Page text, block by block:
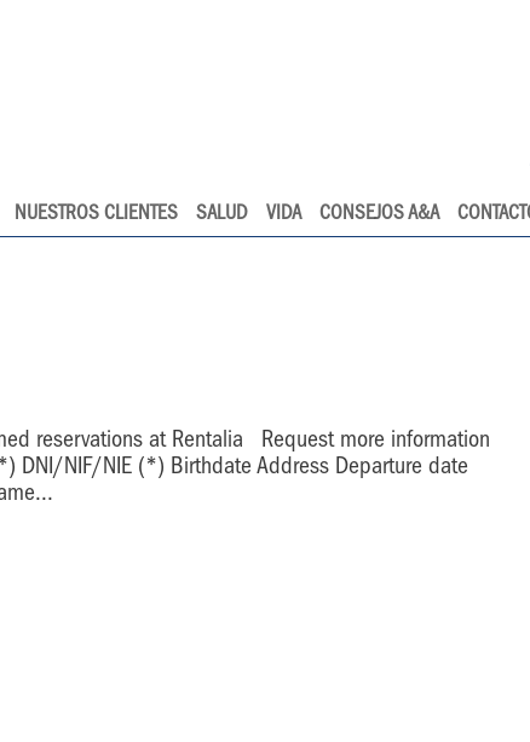
NUESTROS CLIENTES SALUD VIDA CONSEJOS A&A
reservations at Rentalia Request more information
DNI/NIF/NIE (*) Birthdate Address Departure date